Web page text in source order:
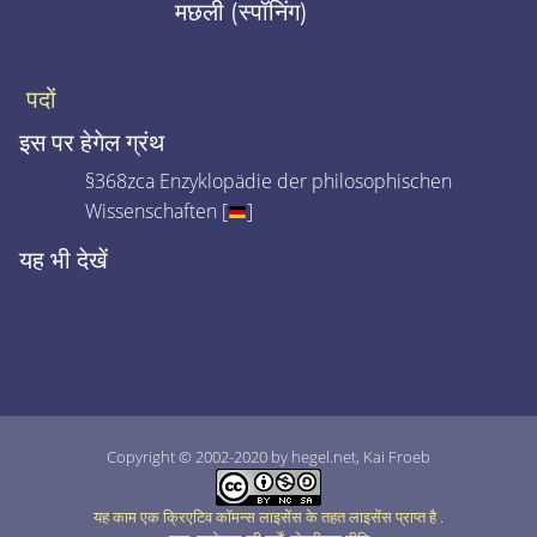
मछली (स्पॉनिंग)
पदों
इस पर हेगेल ग्रंथ
§368zca Enzyklopädie der philosophischen
Wissenschaften [
]
यह भी देखें
Copyright © 2002-2020 by hegel.net, Kai Froeb
यह काम एक क्रिएटिव कॉमन्स लाइसेंस के तहत लाइसेंस प्राप्त है.